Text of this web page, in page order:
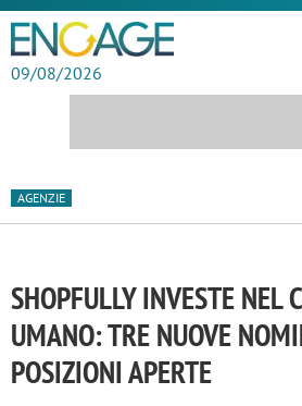
09/08/2026
AGENZIE
SHOPFULLY INVESTE NEL
UMANO: TRE NUOVE
POSIZIONI APERTE